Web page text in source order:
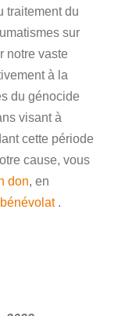
traitement du
sur
notre vaste
à la
du génocide
visant à
cette période
cause, vous
don, en
bénévolat.